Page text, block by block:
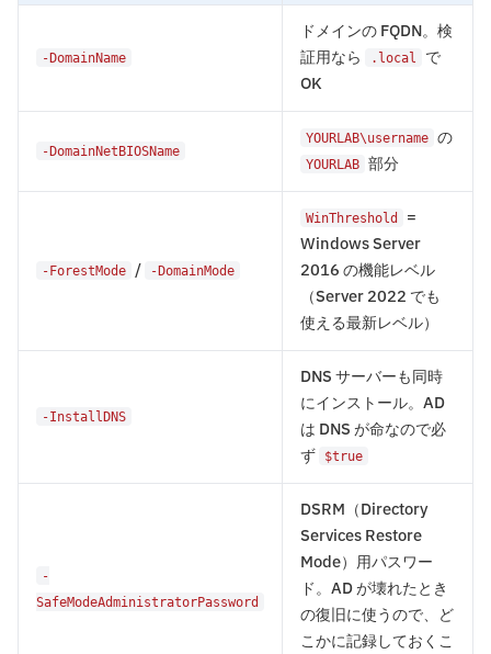
-DomainName
ドメインの FQDN。検
証用なら
.local
で
OK
-DomainNetBIOSName
YOURLAB\username の
YOURLAB 部分
-ForestMode / -DomainMode
WinThreshold
=
Windows Server
2016 の機能レベル
（Server 2022 でも
使える最新レベル）
-InstallDNS
DNS サーバーも同時
にインストール。AD
は DNS が命なので必
ず
$true
-
SafeModeAdministratorPassword
DSRM（Directory
Services Restore
Mode）用パスワー
ド。AD が壊れたとき
の復旧に使うので、ど
こかに記録しておくこ